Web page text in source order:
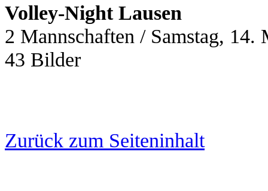
Volley-Night Lausen
2 Mannschaften / Samstag, 14.
43 Bilder
Zurück zum Seiteninhalt